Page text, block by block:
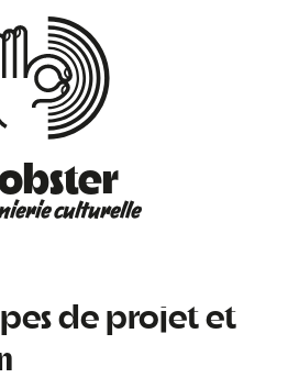
culturelle
de projet et